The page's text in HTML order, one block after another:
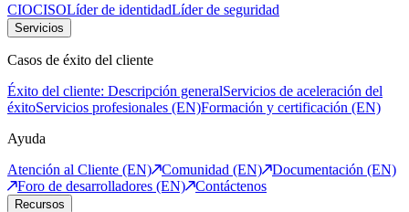
CIOCISOLíder de identidadLíder de seguridad
Servicios
Casos de éxito del cliente
Éxito del cliente: Descripción generalServicios de aceleración del
éxitoServicios profesionales (EN)Formación y certificación (EN)
Ayuda
Atención al Cliente (EN)
Comunidad (EN)
Documentación (EN)
Foro de desarrolladores (EN)
Contáctenos
Recursos